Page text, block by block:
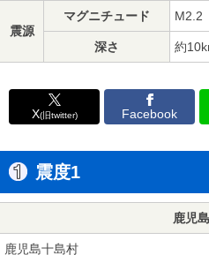
震源
マグニチュード M2.2
深さ 約
X(旧twitter) Facebook
震度1
鹿児
鹿児島十島村